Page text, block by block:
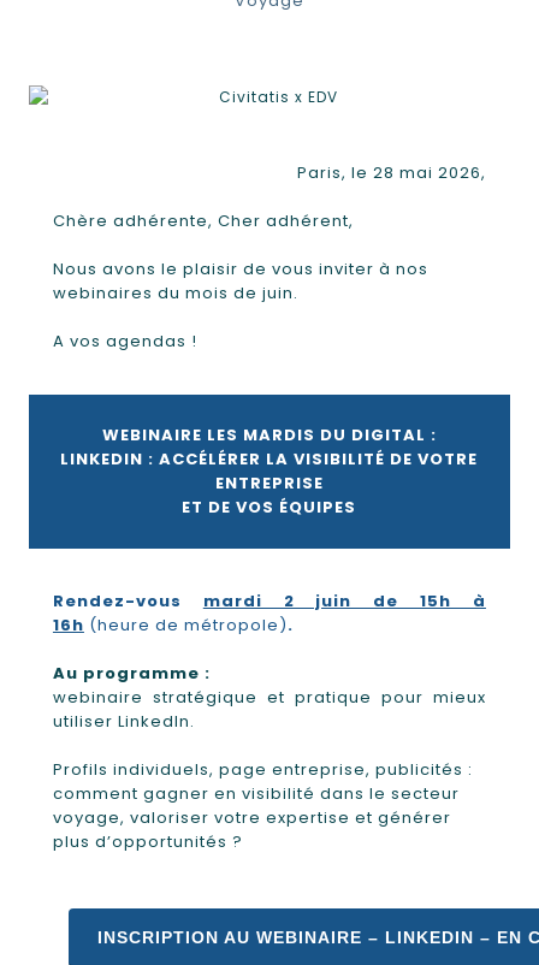
Paris, le 28 mai 2026,
Chère adhérente, Cher adhérent,
Nous avons le plaisir de vous inviter à nos
webinaires du mois de juin.
A vos agendas !
WEBINAIRE LES MARDIS DU DIGITAL :
LINKEDIN : ACCÉLÉRER LA VISIBILITÉ DE VOTRE
ENTREPRISE
ET DE VOS ÉQUIPES
Rendez-vous mardi 2 juin de 15h à
16h (heure de métropole).
Au programme :
webinaire stratégique et pratique pour mieux
utiliser LinkedIn.
Profils individuels, page entreprise, publicités :
comment gagner en visibilité dans le secteur
voyage, valoriser votre expertise et générer
plus d’opportunités ?
INSCRIPTION AU WEBINAIRE – LINKEDIN – EN